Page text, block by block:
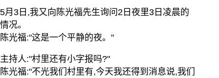
5月3日,我又向陈光福先生询问2日夜里3日凌晨的
情况。
陈光福:"这是一个平静的夜。"
主持人:"村里还有小字报吗?"
陈光福:"不光我们村里有,今天我还得到消息说,我们